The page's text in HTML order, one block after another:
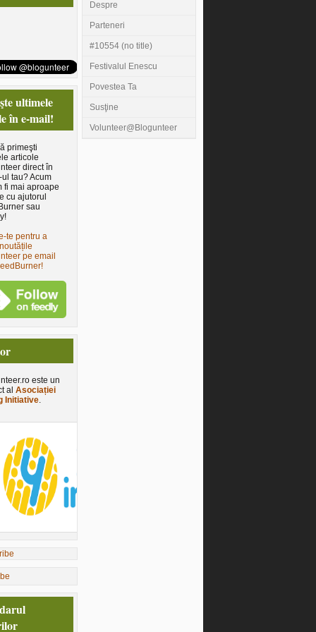
ultimele
în e-mail!
primeşti
articole
direct în
tau? Acum
fi mai aproape
cu ajutorul
sau
te pentru a
pe email
este un
al Asociației
Initiative.
Despre
Parteneri
#10554 (no title)
Festivalul Enescu
Povestea Ta
Susţine
Volunteer@Blogunteer